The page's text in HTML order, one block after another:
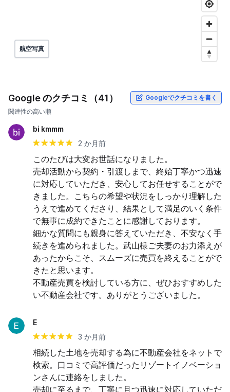
航空写真
Google のクチコミ（41）
関連性の高い順
Googleでクチコミを書く
bi kmmm
2 か月前
このたびは大変お世話になりました。
売却活動から契約・引渡しまで、終始丁寧かつ迅速
に対応していただき、安心してお任せすることがで
きました。こちらの希望や状況をしっかり理解した
うえで進めてくださり、結果として満足のいく条件
で無事に成約できたことに感謝しております。
細かな質問にも親身に答えていただき、不安なく手
続きを進められました。武山様ご夫妻のお力添えが
あったからこそ、スムーズに売買を終えることがで
きたと思います。
不動産売買を検討している方に、ぜひおすすめした
い不動産会社です。ありがとうございました。
E
3 か月前
相続した土地を売却する為に不動産会社をネットで
検索。口コミで高評価だったリゾートイノベーショ
ンさんに連絡をしました。
売却に至るまで、丁寧に且つ迅速に対応していただ